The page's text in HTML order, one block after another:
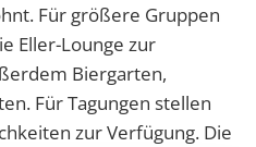
Für größere Gruppen
Eller-Lounge zur
Biergarten,
Für Tagungen stellen
zur Verfügung. Die